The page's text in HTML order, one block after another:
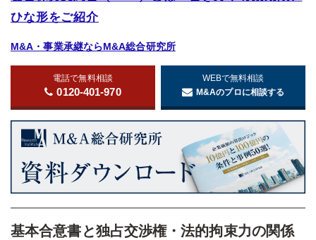
ひな形をご紹介
M&A・事業承継ならM&A総合研究所
電話で無料相談
0120-401-970
WEBで無料相談
M&Aのプロに相談する
基本合意書と独占交渉権・法的拘束力の関係